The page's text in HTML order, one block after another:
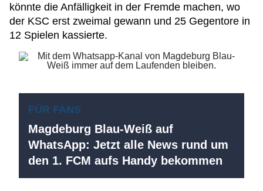
könnte die Anfälligkeit in der Fremde machen, wo
der KSC erst zweimal gewann und 25 Gegentore in
12 Spielen kassierte.
FÜR FANS
Magdeburg Blau-Weiß auf
WhatsApp: Jetzt alle News rund um
den 1. FCM aufs Handy bekommen